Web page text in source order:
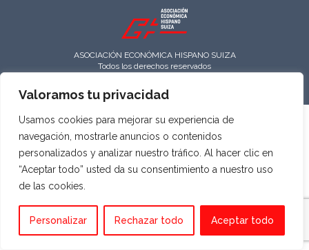
Valoramos tu privacidad
Usamos cookies para mejorar su experiencia de
navegación, mostrarle anuncios o contenidos
personalizados y analizar nuestro tráfico. Al hacer clic en
“Aceptar todo” usted da su consentimiento a nuestro uso
de las cookies.
Personalizar Rechazar todo Aceptar todo
ASOCIACIÓN ECONÓMICA HISPANO SUIZA
Todos los derechos reservados